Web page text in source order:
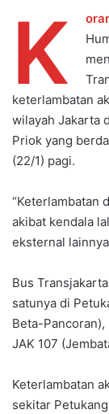
K
keterlambatan
wilayah Jakarta
Priok yang
(22/1) pagi.
“Keterlambatan
akibat kendala
eksternal
Bus
satunya di
Beta-Pancoran),
JAK 107
Keterlambatan
sekitar